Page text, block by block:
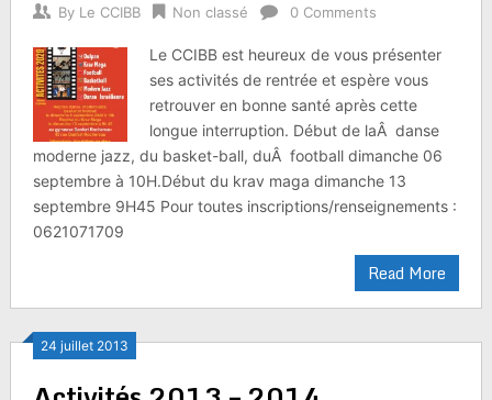
By Le CCIBB Non classé 0 Comments
Le CCIBB est heureux de vous présenter
ses activités de rentrée et espère vous
retrouver en bonne santé après cette
longue interruption. Début de laÂ danse
moderne jazz, du basket-ball, duÂ football dimanche 06
septembre à 10H.Début du krav maga dimanche 13
septembre 9H45 Pour toutes inscriptions/renseignements :
0621071709
Read More
24 juillet 2013